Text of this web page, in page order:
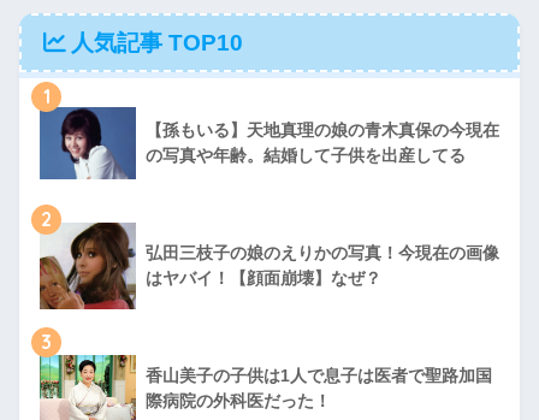
人気記事 TOP10
1
【孫もいる】天地真理の娘の青木真保の今現在
の写真や年齢。結婚して子供を出産してる
2
弘田三枝子の娘のえりかの写真！今現在の画像
はヤバイ！【顔面崩壊】なぜ？
3
香山美子の子供は1人で息子は医者で聖路加国
際病院の外科医だった！